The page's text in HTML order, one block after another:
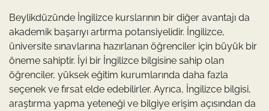
Beylikdüzünde İngilizce kurslarının bir diğer avantajı da
akademik başarıyı artırma potansiyelidir. İngilizce,
üniversite sınavlarına hazırlanan öğrenciler için büyük bir
öneme sahiptir. İyi bir İngilizce bilgisine sahip olan
öğrenciler, yüksek eğitim kurumlarında daha fazla
seçenek ve fırsat elde edebilirler. Ayrıca, İngilizce bilgisi,
araştırma yapma yeteneği ve bilgiye erişim açısından da